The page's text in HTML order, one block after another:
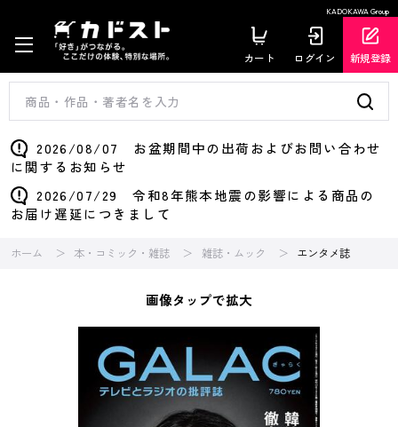
KADOKAWA Group
カート ログイン 新規登録
2026/08/07 お盆期間中の出荷およびお問い合わせ
に関するお知らせ
2026/07/29 令和8年熊本地震の影響による商品の
お届け遅延につきまして
ホーム 本・コミック・雑誌 雑誌・ムック エンタメ誌
画像タップで拡大